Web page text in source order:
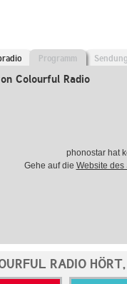
Programm
Colourful Radio
phonostar hat
Gehe auf die Website des
RADIO